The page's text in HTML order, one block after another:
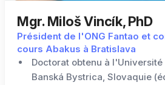
Mgr. Miloš Vincík, PhD
Président de l'ONG Fantao et
cours Abakus à Bratislava
Doctorat obtenu à
Banská Bystrica, Slovaquie